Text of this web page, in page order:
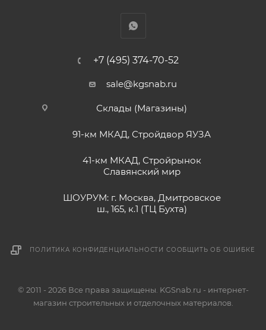
+7 (495) 374-70-52
sale@kgsnab.ru
Склады (Магазины)
91-км МКАД, Стройдвор ЯУЗА
41-км МКАД, Стройрынок
Славянский мир
ШОУРУМ: г. Москва, Дмитровское
ш., 165, к.1 (ТЦ Бухта)
ПОЛИТИКА КОНФИДЕНЦИАЛЬНОСТИ СООБЩИТЬ ОБ ОШИБКЕ
© 2011 - 2026 Все права защищены. KGSnab.ru - интернет-
магазин строительных и отделочных материалов.